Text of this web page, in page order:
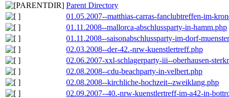
Parent Directory
01.05.2007--matthias-carras-fanclubtreffen-im-
01.11.2008--mallorca-abschlussparty-in-hamm.php
01.11.2008--saisonabschlussparty-im-dorf-
02.03.2008--der-42.-nrw-kuenstlertreff.php
02.06.2007-xxl-schlagerparty-iii--oberhausen-
02.08.2008--cdu-beachparty-in-velbert.php
02.08.2008--kirchliche-hochzeit--zweiklang.php
02.09.2007--40.-nrw-kuenstlertreff-im-a42-in-